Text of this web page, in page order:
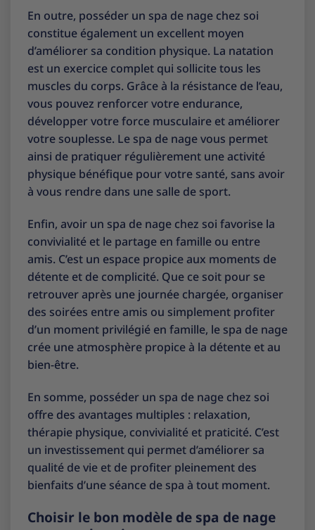
En outre, posséder un spa de nage chez soi
constitue également un excellent moyen
d’améliorer sa condition physique. La natation
est un exercice complet qui sollicite tous les
muscles du corps. Grâce à la résistance de l’eau,
vous pouvez renforcer votre endurance,
développer votre force musculaire et améliorer
votre souplesse. Le spa de nage vous permet
ainsi de pratiquer régulièrement une activité
physique bénéfique pour votre santé, sans avoir
à vous rendre dans une salle de sport.
Enfin, avoir un spa de nage chez soi favorise la
convivialité et le partage en famille ou entre
amis. C’est un espace propice aux moments de
détente et de complicité. Que ce soit pour se
retrouver après une journée chargée, organiser
des soirées entre amis ou simplement profiter
d’un moment privilégié en famille, le spa de nage
crée une atmosphère propice à la détente et au
bien-être.
En somme, posséder un spa de nage chez soi
offre des avantages multiples : relaxation,
thérapie physique, convivialité et praticité. C’est
un investissement qui permet d’améliorer sa
qualité de vie et de profiter pleinement des
bienfaits d’une séance de spa à tout moment.
Choisir le bon modèle de spa de nage